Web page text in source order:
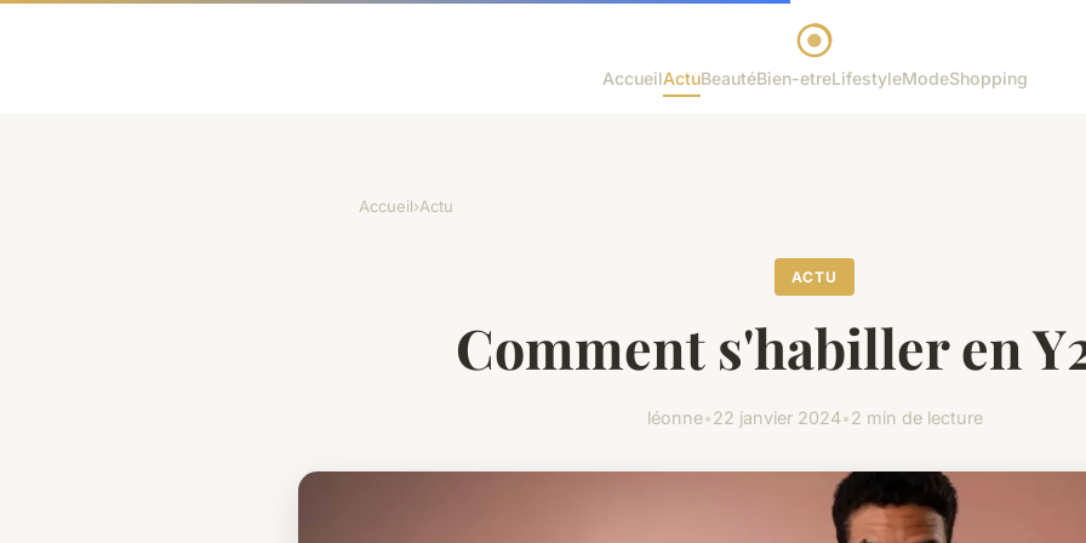
AccueilActuBeautéBien-etreLifestyleModeShopping
Accueil›Actu
ACTU
Comment s'habiller en
léonne•22 janvier 2024•2 min de lecture